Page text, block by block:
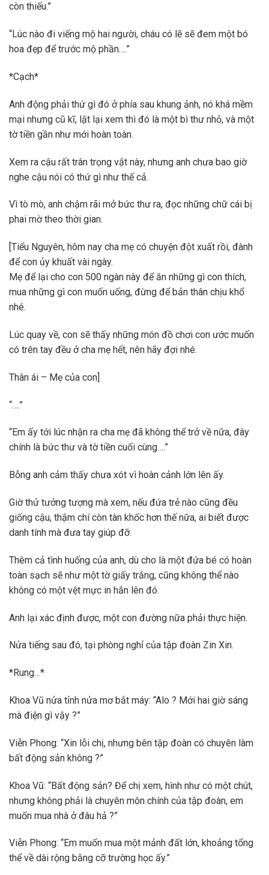
còn thiếu.”
“Lúc nào đi viếng mộ hai người, cháu có lẽ sẽ đem một bó
hoa đẹp để trước mộ phần….”
*Cạch*
Anh động phải thứ gì đó ở phía sau khung ảnh, nó khá mềm
mại nhưng cũ kĩ, lật lại xem thì đó là một bì thư nhỏ, và một
tờ tiền gần như mới hoàn toàn.
Xem ra cậu rất trân trọng vật này, nhưng anh chưa bao giờ
nghe cậu nói có thứ gì như thế cả.
Vì tò mò, anh chậm rãi mở bức thư ra, đọc những chữ cái bị
phai mờ theo thời gian.
[Tiểu Nguyên, hôm nay cha mẹ có chuyện đột xuất rồi, đành
để con ủy khuất vài ngày.
Mẹ để lại cho con 500 ngàn này để ăn những gì con thích,
mua những gì con muốn uống, đừng để bản thân chịu khổ
nhé.
Lúc quay về, con sẽ thấy những món đồ chơi con ước muốn
có trên tay đều ở cha mẹ hết, nên hãy đợi nhé.
Thân ái – Mẹ của con]
“….”
“Em ấy tới lúc nhận ra cha mẹ đã không thể trở về nữa, đây
chính là bức thư và tờ tiền cuối cùng….”
Bỗng anh cảm thấy chưa xót vì hoàn cảnh lớn lên ấy.
Giờ thử tưởng tượng mà xem, nếu đứa trẻ nào cũng đều
giống cậu, thậm chí còn tàn khốc hơn thế nữa, ai biết được
danh tính mà đưa tay giúp đỡ.
Thêm cả tình huống của anh, dù cho là một đứa bé có hoàn
toàn sạch sẽ như một tờ giấy trắng, cũng không thể nào
không có một vệt mực in hắn lên đó.
Anh lại xác định được, một con đường nữa phải thực hiện.
Nửa tiếng sau đó, tại phòng nghỉ của tập đoàn Zin Xin.
*Rung…*
Khoa Vũ nửa tỉnh nửa mơ bắt máy: “Alo ? Mới hai giờ sáng
mà điện gì vậy ?”
Viễn Phong: “Xin lỗi chị, nhưng bên tập đoàn có chuyên làm
bất động sản không ?”
Khoa Vũ: “Bất động sản? Để chị xem, hình như có một chút,
nhưng không phải là chuyên môn chính của tập đoàn, em
muốn mua nhà ở đâu hả ?”
Viễn Phong: “Em muốn mua một mảnh đất lớn, khoảng tổng
thể về dài rộng bằng cỡ trường học ấy.”